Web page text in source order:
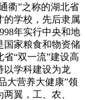
衢”之称的湖北省
的学校，先后隶属
年实行中央和地
国家粮食和物资储
“双一流”建设高
以学科建设为龙
大营养大健康”领
翼，工、农、